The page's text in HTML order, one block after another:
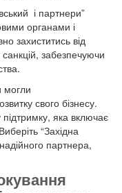
і партнери”
органами і
захиститись від
забезпечуючи
могли
свого бізнесу.
яка включає
“Західна
партнера,